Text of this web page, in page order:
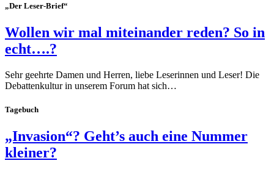
„Der Leser-Brief“
Wollen wir mal miteinander reden? So in
echt….?
Sehr geehrte Damen und Herren, liebe Leserinnen und Leser! Die
Debattenkultur in unserem Forum hat sich…
Tagebuch
„Invasion“? Geht’s auch eine Nummer
kleiner?